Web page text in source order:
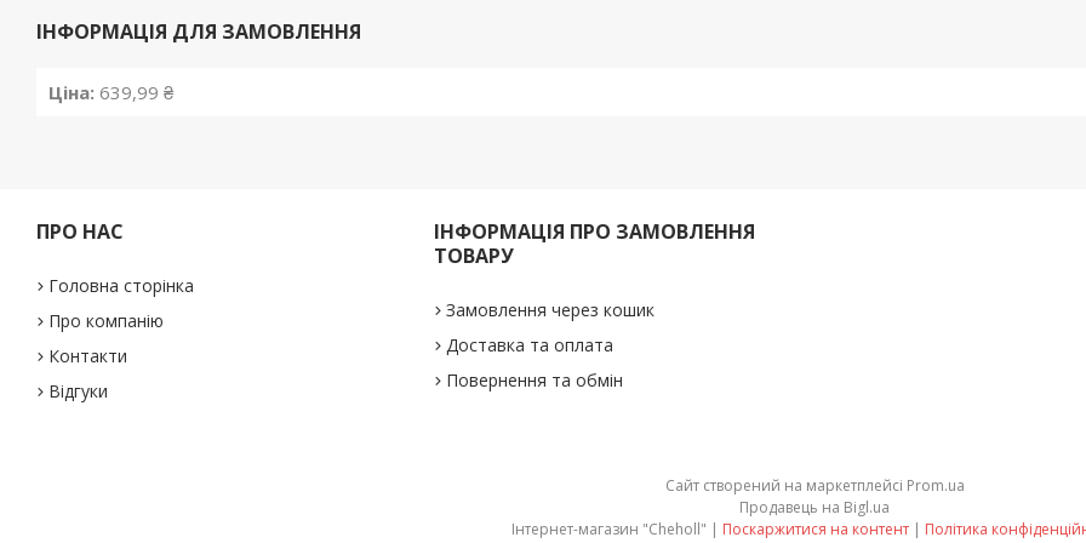
ІНФОРМАЦІЯ ДЛЯ ЗАМОВЛЕННЯ
Ціна: 639,99 ₴
ПРО НАС
Головна сторінка
Про компанію
Контакти
Відгуки
ІНФОРМАЦІЯ ПРО ЗАМОВЛЕННЯ
ТОВАРУ
Замовлення через кошик
Доставка та оплата
Повернення та обмін
Сайт створений на маркетплейсі Prom.ua
Продавець на Bigl.ua
Інтернет-магазин "Cheholl" | Поскаржитися на контент | Політика